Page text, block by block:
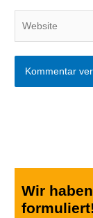
Wir
formuliert!